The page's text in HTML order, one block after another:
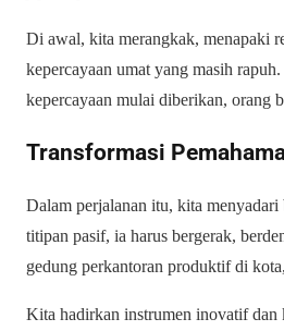
Di awal, kita merangkak, menapaki
kepercayaan umat yang masih
kepercayaan mulai diberikan, orang
Transformasi
Dalam perjalanan itu, kita menyadari
titipan pasif, ia harus bergerak,
gedung perkantoran produktif di
Kita hadirkan instrumen inovatif dan